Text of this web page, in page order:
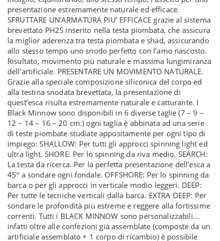
presentazione estremamente naturale ed efficace.
SFRUTTARE UN’ARMATURA PIU’ EFFICACE grazie al sistema
brevettato PH2S inserito nella testa piombata, che assicura
la miglior aderenza tra testa piombata e shad, assicurando
allo stesso tempo uno snodo perfetto con l’amo nascosto.
Risultato, movimento più naturale e massima lungimiranza
dell’artificiale. PRESENTARE UN MOVIMENTO NATURALE.
Grazie alla speciale composizione siliconica del corpo ed
alla testina snodata brevettata, la presentazione di
quest’esca risulta estremamente naturale e catturante. I
Black Minnow sono disponibili in 6 diverse taglie (7 – 9 –
12 – 14 – 16 – 20 cm.) ogni taglia è abbinata ad una serie
di teste piombate studiate appositamente per ogni tipo di
impiego: SHALLOW: Per tutti gli approcci spinning light ed
ultra light. SHORE: Per lo spinning da riva medio. SEARCH:
La testa da ricerca. Per la perfetta presentazione dell’esca a
45° a sondare ogni fondale. OFFSHORE: Per lo spinning da
barca o per gli approcci in verticale modio leggeri. DEEP:
Per tutte le tecniche verticali dalla barca. EXTRA DEEP: Per
sondare le profondità più estreme e reggere alla fortissime
correnti. Tutti i BLACK MINNOW sono personalizzabili…
infatti oltre alle confezioni già assemblate (composte da un
artificiale assemblato + 1 corpo di ricambio) è possibile